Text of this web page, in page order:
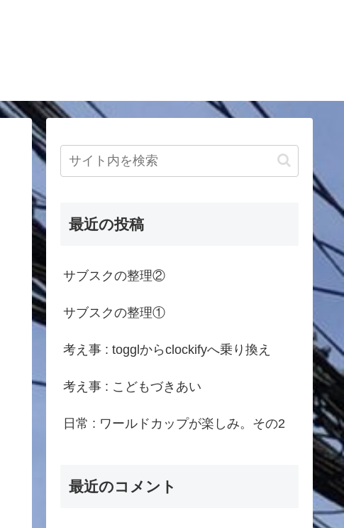
最近の投稿
サブスクの整理②
サブスクの整理①
考え事 : togglからclockifyへ乗り換え
考え事 : こどもづきあい
日常 : ワールドカップが楽しみ。その2
最近のコメント